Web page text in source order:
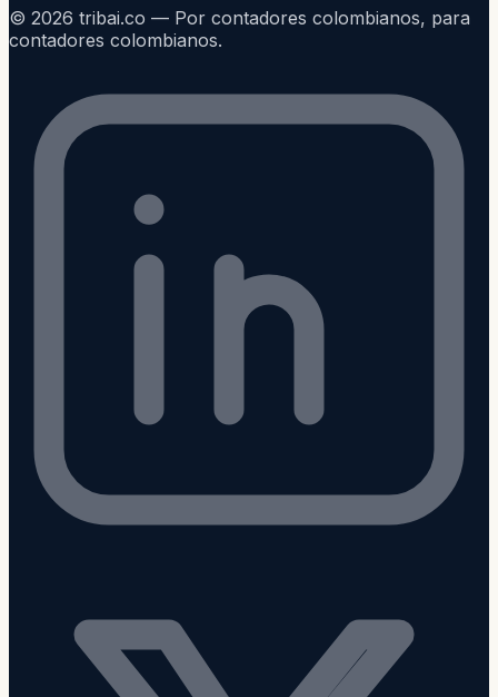
© 2026 tribai.co — Por contadores colombianos, para
contadores colombianos.